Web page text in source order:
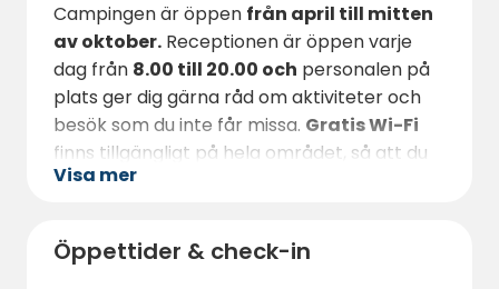
Campingen är öppen från april till mitten
av oktober. Receptionen är öppen varje
dag från 8.00 till 20.00 och personalen på
plats ger dig gärna råd om aktiviteter och
besök som du inte får missa. Gratis Wi-Fi
finns tillgängligt på hela området, så att du
kan hålla kontakten med vänner och familj
Glöm inte attboka frukostbakelser
Visa mer
Öppettider & check-in